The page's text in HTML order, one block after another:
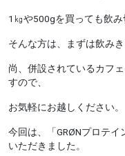
1㎏や500gを買っても飲
そんな方は、まずは飲み
尚、併設されているカフ
すので、
お気軽にお越しください。
今回は、「GRØNプロテ
いただきました。